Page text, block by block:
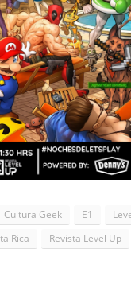
Cultura Geek E1
Rica Revista Level Up